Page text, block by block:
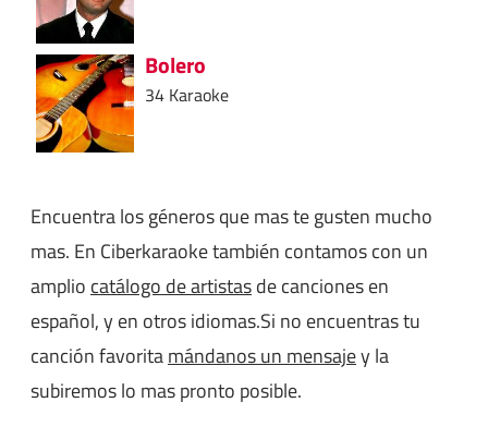
Bolero
34 Karaoke
Encuentra los géneros que mas te gusten mucho
mas. En Ciberkaraoke también contamos con un
amplio catálogo de artistasde canciones en
español, y en otros idiomas.Si no encuentras tu
canción favoritamándanos un mensajey la
subiremos lo mas pronto posible.